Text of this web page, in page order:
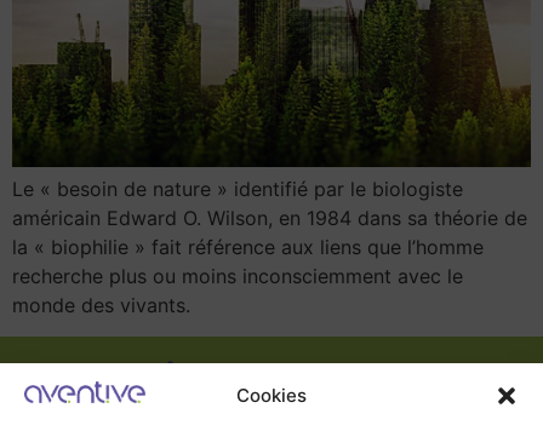
Cookies
Le « besoin de nature » identifié par le biologiste
américain Edward O. Wilson, en 1984 dans sa théorie de
la « biophilie » fait référence aux liens que l’homme
recherche plus ou moins inconsciemment avec le
monde des vivants.